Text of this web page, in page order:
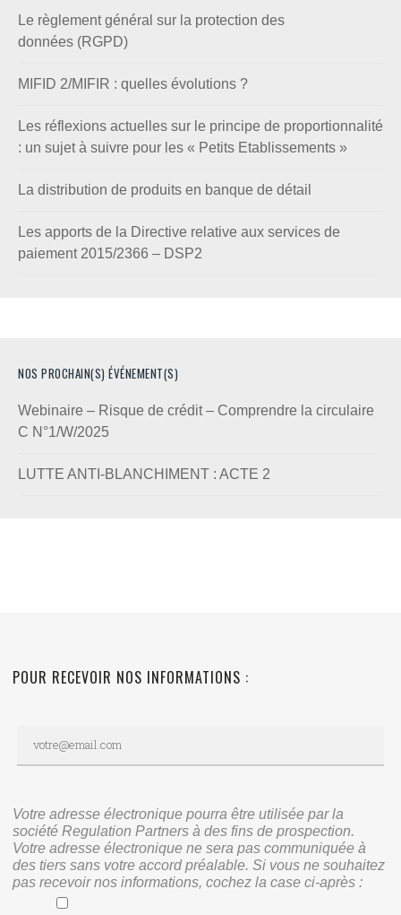
Le règlement général sur la protection des
données (RGPD)
MIFID 2/MIFIR : quelles évolutions ?
Les réflexions actuelles sur le principe de proportionnalité
: un sujet à suivre pour les « Petits Etablissements »
La distribution de produits en banque de détail
Les apports de la Directive relative aux services de
paiement 2015/2366 – DSP2
NOS PROCHAIN(S) ÉVÉNEMENT(S)
Webinaire – Risque de crédit – Comprendre la circulaire
C N°1/W/2025
LUTTE ANTI-BLANCHIMENT : ACTE 2
POUR RECEVOIR NOS INFORMATIONS :
Votre adresse électronique pourra être utilisée par la
société Regulation Partners à des fins de prospection.
Votre adresse électronique ne sera pas communiquée à
des tiers sans votre accord préalable. Si vous ne souhaitez
pas recevoir nos informations, cochez la case ci-après :